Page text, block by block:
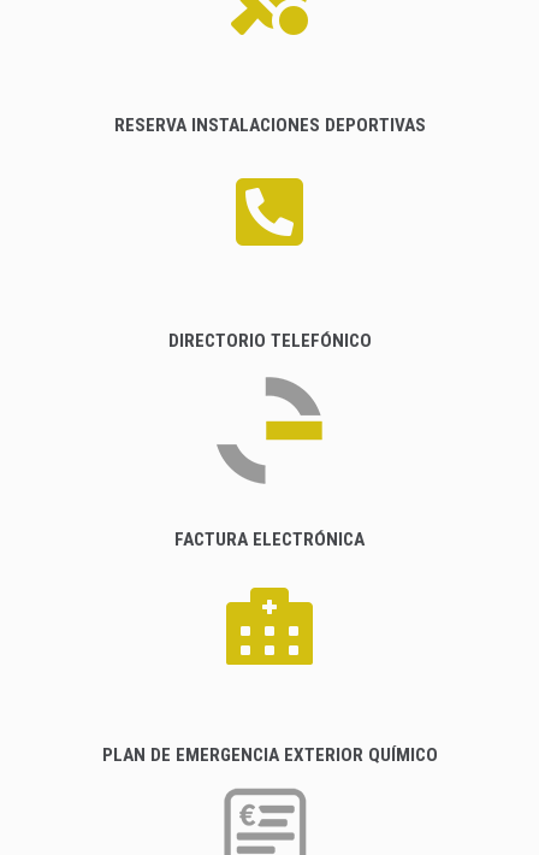
RESERVA INSTALACIONES DEPORTIVAS
DIRECTORIO TELEFÓNICO
FACTURA ELECTRÓNICA
PLAN DE EMERGENCIA EXTERIOR QUÍMICO